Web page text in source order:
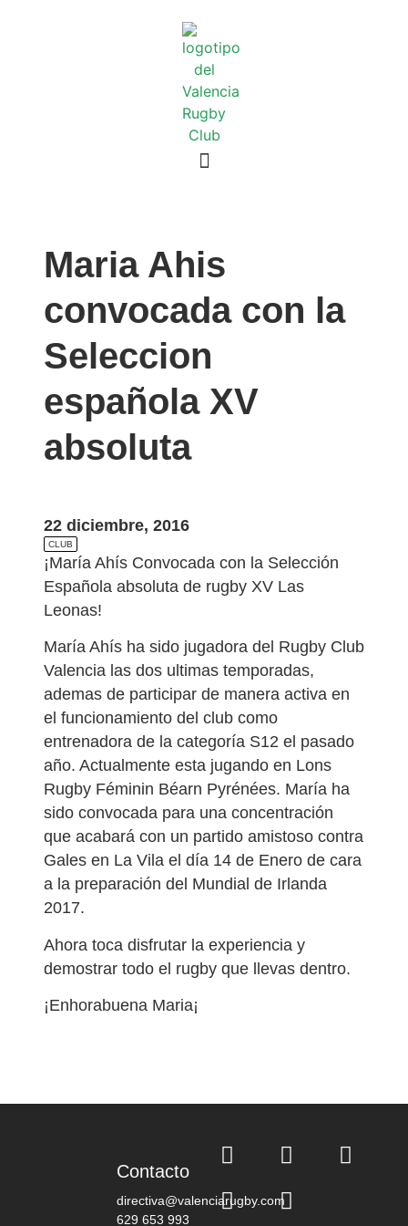
Maria Ahis
convocada con la
Seleccion
española XV
absoluta
22 diciembre, 2016
CLUB
¡María Ahís Convocada con la Selección
Española absoluta de rugby XV Las
Leonas!
María Ahís ha sido jugadora del Rugby Club
Valencia las dos ultimas temporadas,
ademas de participar de manera activa en
el funcionamiento del club como
entrenadora de la categoría S12 el pasado
año. Actualmente esta jugando en Lons
Rugby Féminin Béarn Pyrénées. María ha
sido convocada para una concentración
que acabará con un partido amistoso contra
Gales en La Vila el día 14 de Enero de cara
a la preparación del Mundial de Irlanda
2017.
Ahora toca disfrutar la experiencia y
demostrar todo el rugby que llevas dentro.
¡Enhorabuena Maria¡
Contacto
directiva@valenciarugby.com
629 653 993